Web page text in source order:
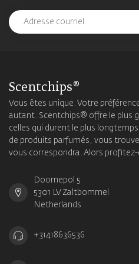
Scentchips®
Vous êtes unique. Votre
autant. Scentchips® offre le plus
celles qui durent le plus
de produits parfumés, vous
vous correspondra. Alors profitez-
Doornepol 5
5301 LV Zaltbommel
Netherlands
+31418636536